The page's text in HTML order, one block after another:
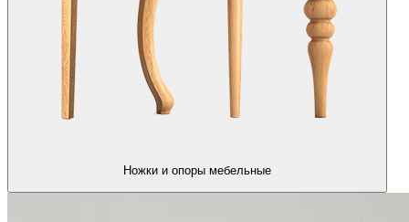
Ножки и опоры мебельные